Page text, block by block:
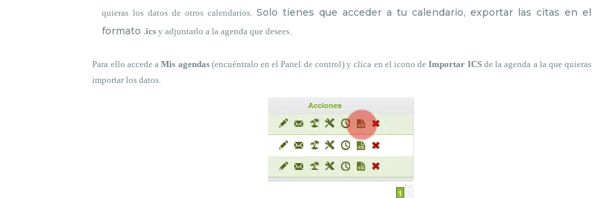
quieras los datos de otros calendarios.Solo tienes que acceder a tu calendario, exportar las citas en el
formato .ics y adjuntarlo a la agenda que desees.
Para ello accede aMis agendas(encuéntralo en el Panel de control) y clica en el icono deImportar ICSde la agenda a la que quieras
importar los datos.